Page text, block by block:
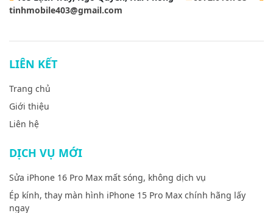
tinhmobile403@gmail.com
LIÊN KẾT
Trang chủ
Giới thiệu
Liên hệ
DỊCH VỤ MỚI
Sửa iPhone 16 Pro Max mất sóng, không dịch vụ
Ép kính, thay màn hình iPhone 15 Pro Max chính hãng lấy
ngay